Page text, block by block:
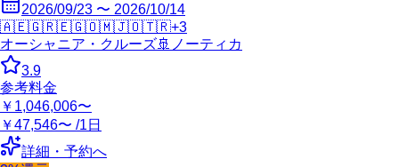
2026/09/23 〜 2026/10/14
🇦🇪🇬🇷🇪🇬🇴🇲🇯🇴🇹🇷+3
オーシャニア・クルーズ🚢 ノーティカ
3.9
参考料金
￥1,046,006〜
￥47,546〜 /1日
詳細・予約へ